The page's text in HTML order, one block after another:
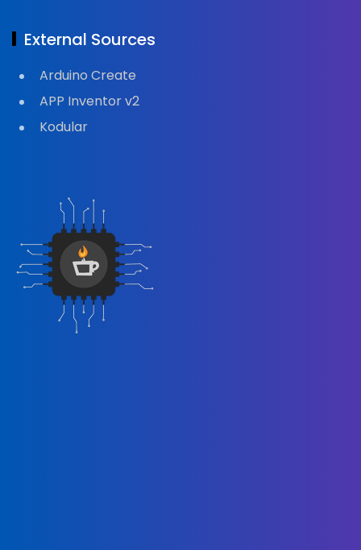
External Sources
Arduino Create
APP Inventor v2
Kodular